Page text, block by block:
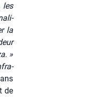
les
la
»
de